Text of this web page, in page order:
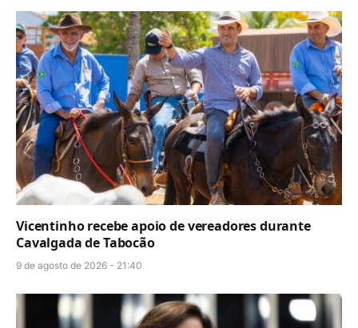
Vicentinho recebe apoio de vereadores durante
Cavalgada de Tabocão
9 de agosto de 2026 - 21:40